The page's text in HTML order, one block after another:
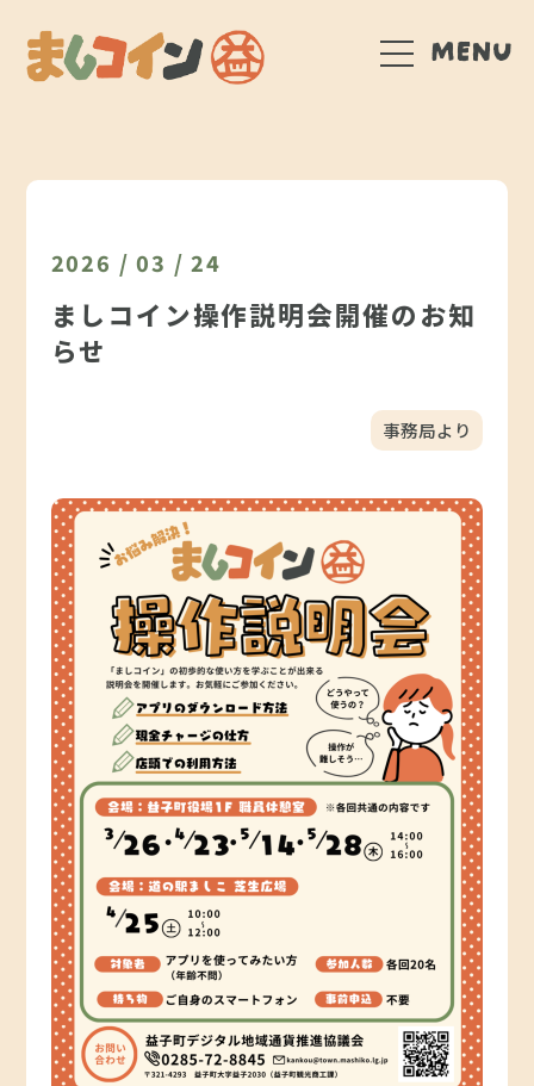
2026 / 03 / 24
ましコイン操作説明会開催のお知
らせ
事務局より